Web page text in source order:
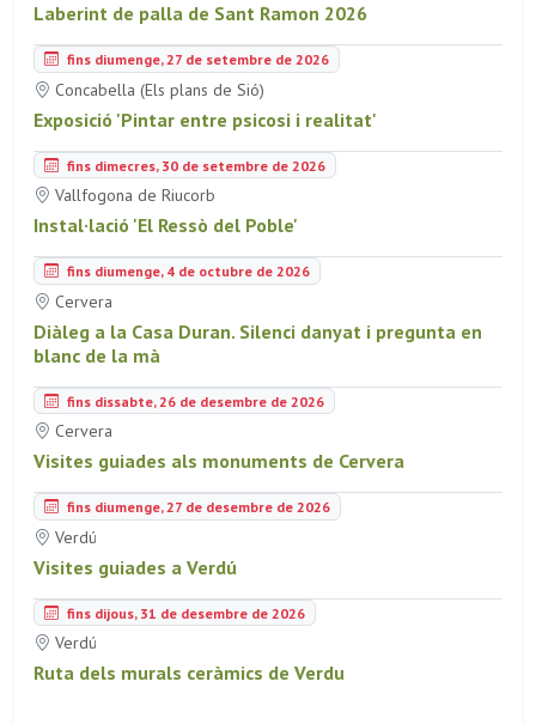
Laberint de palla de Sant Ramon 2026
fins diumenge, 27 de setembre de 2026
Concabella (Els plans de Sió)
Exposició 'Pintar entre psicosi i realitat'
fins dimecres, 30 de setembre de 2026
Vallfogona de Riucorb
Instal·lació 'El Ressò del Poble'
fins diumenge, 4 de octubre de 2026
Cervera
Diàleg a la Casa Duran. Silenci danyat i pregunta en
blanc de la mà
fins dissabte, 26 de desembre de 2026
Cervera
Visites guiades als monuments de Cervera
fins diumenge, 27 de desembre de 2026
Verdú
Visites guiades a Verdú
fins dijous, 31 de desembre de 2026
Verdú
Ruta dels murals ceràmics de Verdu